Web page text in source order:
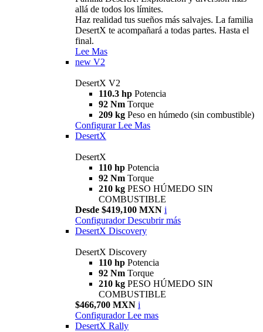
allá de todos los límites.
Haz realidad tus sueños más salvajes. La familia
DesertX te acompañará a todas partes. Hasta el
final.
Lee Mas
new V2
DesertX V2
110.3 hp Potencia
92 Nm Torque
209 kg Peso en húmedo (sin combustible)
Configurar Lee Mas
DesertX
DesertX
110 hp Potencia
92 Nm Torque
210 kg PESO HÚMEDO SIN
COMBUSTIBLE
Desde $419,100 MXN i
Configurador Descubrir más
DesertX Discovery
DesertX Discovery
110 hp Potencia
92 Nm Torque
210 kg PESO HÚMEDO SIN
COMBUSTIBLE
$466,700 MXN i
Configurador Lee mas
DesertX Rally